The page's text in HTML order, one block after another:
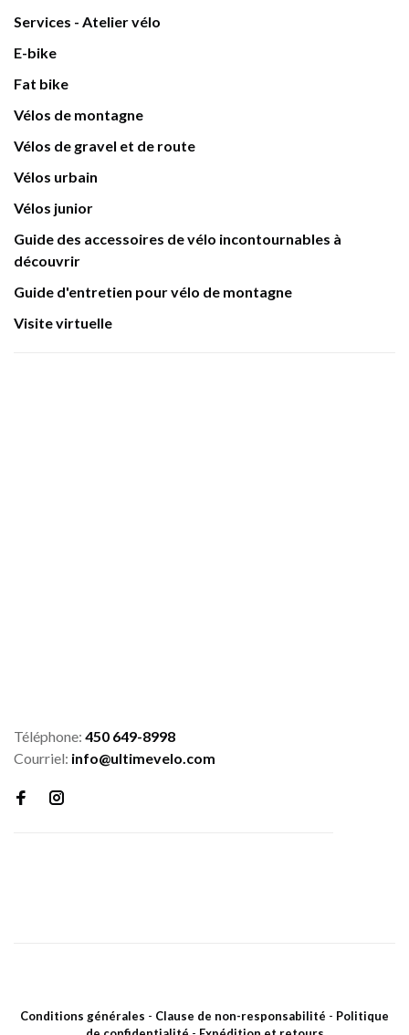
Services - Atelier vélo
E-bike
Fat bike
Vélos de montagne
Vélos de gravel et de route
Vélos urbain
Vélos junior
Guide des accessoires de vélo incontournables à
découvrir
Guide d'entretien pour vélo de montagne
Visite virtuelle
Téléphone: 450 649-8998
Courriel: info@ultimevelo.com
Conditions générales - Clause de non-responsabilité - Politique